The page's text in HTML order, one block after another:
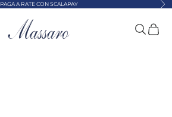
PAGA A RATE CON SCALAPAY
MASSARO ABBIGLIAMENTO Cerca